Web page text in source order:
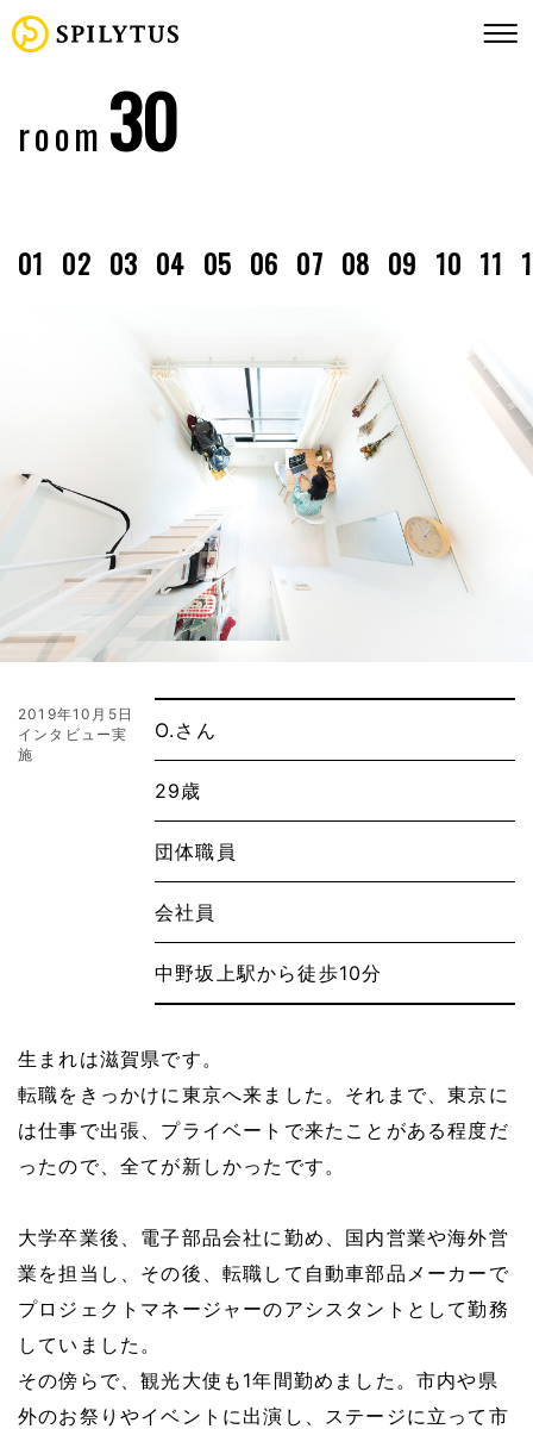
room 30
01 02 03 04 05 06 07 08 09 10 11
O.さん
29歳
団体職員
会社員
中野坂上駅から徒歩10分
2019年10月5日
インタビュー実
施
生まれは滋賀県です。
転職をきっかけに東京へ来ました。それまで、東京に
は仕事で出張、プライベートで来たことがある程度だ
ったので、全てが新しかったです。
大学卒業後、電子部品会社に勤め、国内営業や海外営
業を担当し、その後、転職して自動車部品メーカーで
プロジェクトマネージャーのアシスタントとして勤務
していました。
その傍らで、観光大使も1年間勤めました。市内や県
外のお祭りやイベントに出演し、ステージに立って市